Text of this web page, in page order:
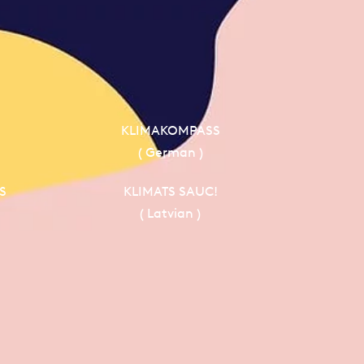
KLIMAKOMPASS
( German )
KLIMATS SAUC!
( Latvian )